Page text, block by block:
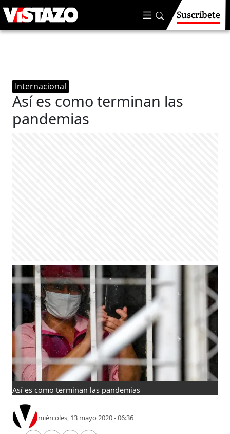
Suscríbete
Internacional
Así es como terminan las
pandemias
Así es como terminan las pandemias
miércoles, 13 mayo 2020 - 06:36